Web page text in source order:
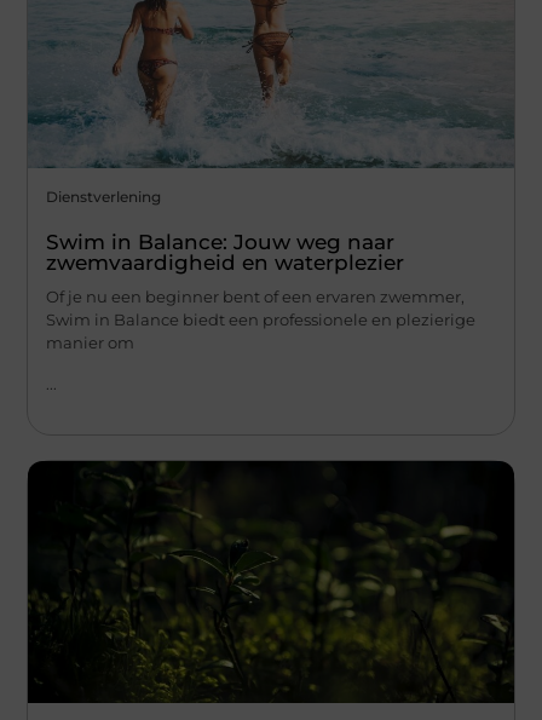
Dienstverlening
Swim in Balance: Jouw weg naar
zwemvaardigheid en waterplezier
Of je nu een beginner bent of een ervaren zwemmer,
Swim in Balance biedt een professionele en plezierige
manier om